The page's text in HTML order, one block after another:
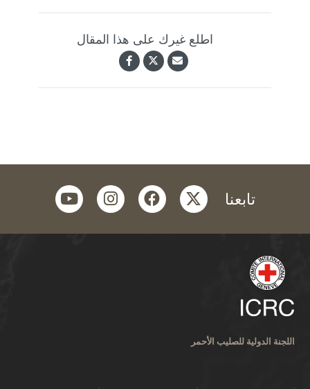
اطلع غيرك على هذا المقال
تابعنا twitter
facebook
instagram
youtube
اللجنة الدولية للصليب الأحمر